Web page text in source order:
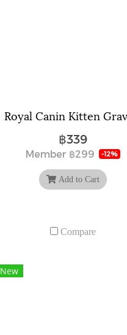
฿339
Member ฿299 -12%
Add to Cart
Compare
New